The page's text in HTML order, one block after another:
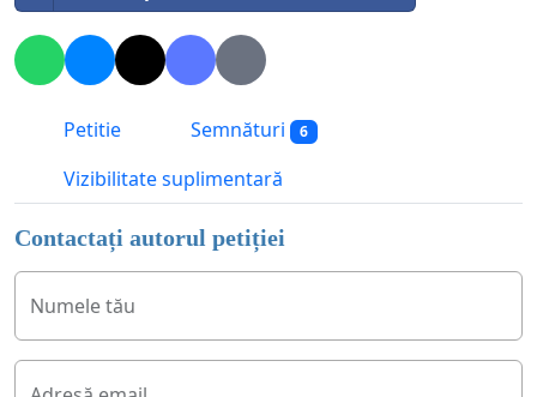
Petitie Semnături 6
Vizibilitate suplimentară
Contactați autorul petiției
Numele tău